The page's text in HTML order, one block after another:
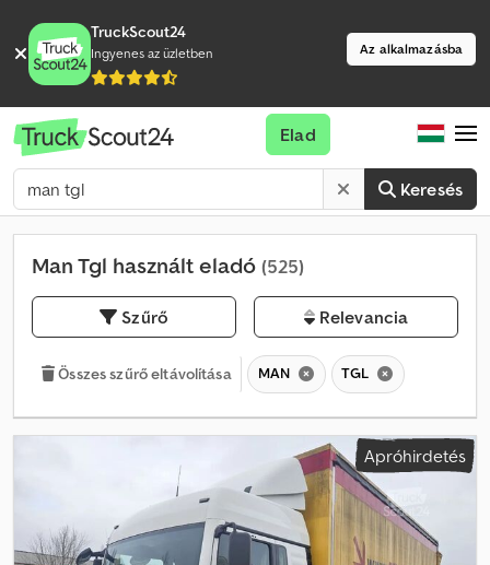
TruckScout24
Ingyenes az üzletben Az alkalmazásba
Keresés
Elad
Man Tgl használt eladó (525)
Szűrő Relevancia
Összes szűrő eltávolítása MAN TGL
Apróhirdetés